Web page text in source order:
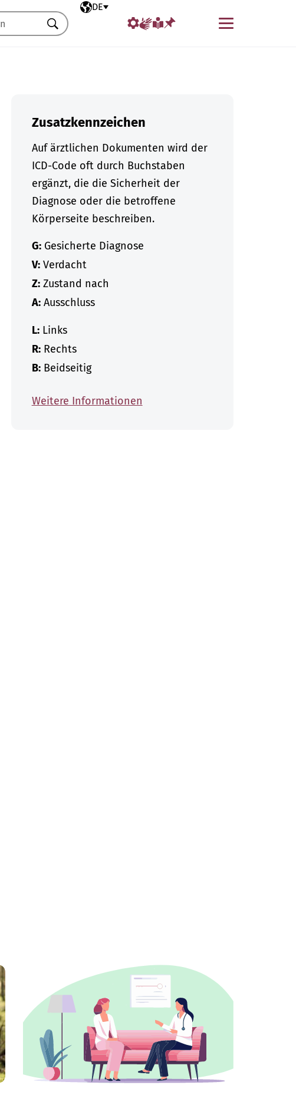
Ausgewählte Sprache
DE
Menü
Suchen
Zusatzkennzeichen
Auf ärztlichen Dokumenten wird der
ICD-Code oft durch Buchstaben
ergänzt, die die Sicherheit der
Diagnose oder die betroffene
Körperseite beschreiben.
G:Gesicherte Diagnose
V:Verdacht
Z:Zustand nach
A:Ausschluss
L:Links
R:Rechts
B:Beidseitig
Weitere Informationen